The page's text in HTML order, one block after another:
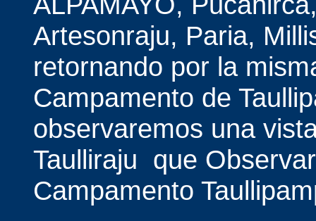
Artesonraju, Paria,
retornando por la
Campamento de
observaremos una
Taulliraju que
Campamento